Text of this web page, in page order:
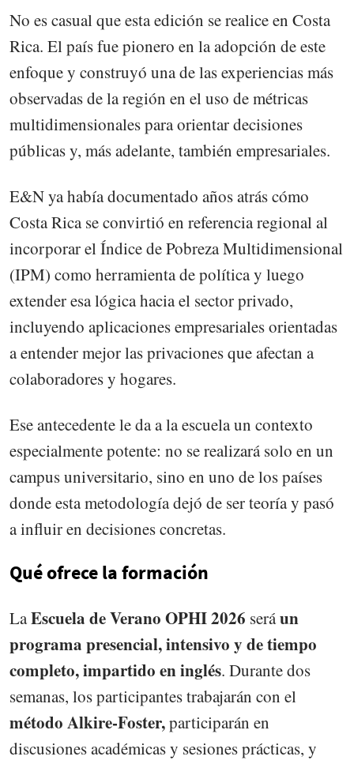
No es casual que esta edición se realice en Costa
Rica. El país fue pionero en la adopción de este
enfoque y construyó una de las experiencias más
observadas de la región en el uso de métricas
multidimensionales para orientar decisiones
públicas y, más adelante, también empresariales.
E&N ya había documentado años atrás cómo
Costa Rica se convirtió en referencia regional al
incorporar el Índice de Pobreza Multidimensional
(IPM) como herramienta de política y luego
extender esa lógica hacia el sector privado,
incluyendo aplicaciones empresariales orientadas
a entender mejor las privaciones que afectan a
colaboradores y hogares.
Ese antecedente le da a la escuela un contexto
especialmente potente: no se realizará solo en un
campus universitario, sino en uno de los países
donde esta metodología dejó de ser teoría y pasó
a influir en decisiones concretas.
Qué ofrece la formación
LaEscuela de Verano OPHI 2026 seráun
programa presencial, intensivo y de tiempo
completo, impartido en inglés. Durante dos
semanas, los participantes trabajarán con el
método Alkire-Foster,participarán en
discusiones académicas y sesiones prácticas, y